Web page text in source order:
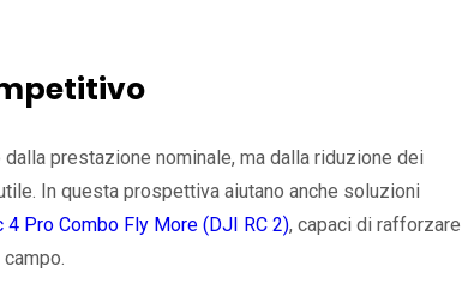
prestazione nominale, ma dalla riduzione dei
In questa prospettiva aiutano anche soluzioni
4 Pro Combo Fly More (DJI RC 2), capaci di rafforzare